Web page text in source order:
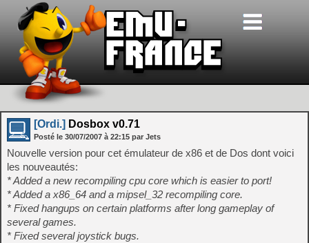
[Ordi.] Dosbox v0.71
Posté le 30/07/2007 à 22:15 par Jets
Nouvelle version pour cet émulateur de x86 et de Dos dont voici
les nouveautés:
* Added a new recompiling cpu core which is easier to port!
* Added a x86_64 and a mipsel_32 recompiling core.
* Fixed hangups on certain platforms after long gameplay of
several games.
* Fixed several joystick bugs.